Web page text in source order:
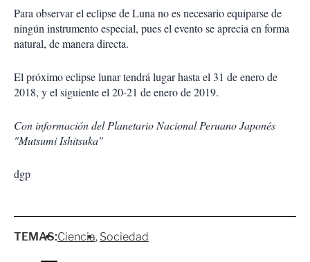
Para observar el eclipse de Luna no es necesario equiparse de
ningún instrumento especial, pues el evento se aprecia en forma
natural, de manera directa.
El próximo eclipse lunar tendrá lugar hasta el 31 de enero de
2018, y el siguiente el 20-21 de enero de 2019.
Con información del Planetario Nacional Peruano Japonés
"Mutsumi Ishitsuka"
dgp
TEMAS:Ciencia Sociedad